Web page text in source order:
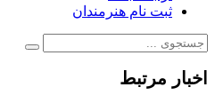
ثبت نام هنرمندان
اخبار مرتبط